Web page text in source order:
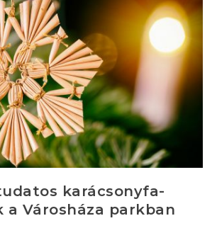
karácsonyfa-
a Városháza parkban